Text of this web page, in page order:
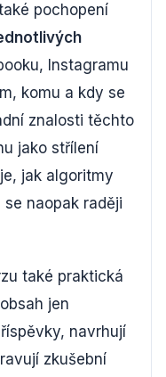
pochopení
Instagramu
komu a kdy se
znalosti těchto
jako střílení
jak algoritmy
naopak raději
také praktická
jen
navrhují
zkušební